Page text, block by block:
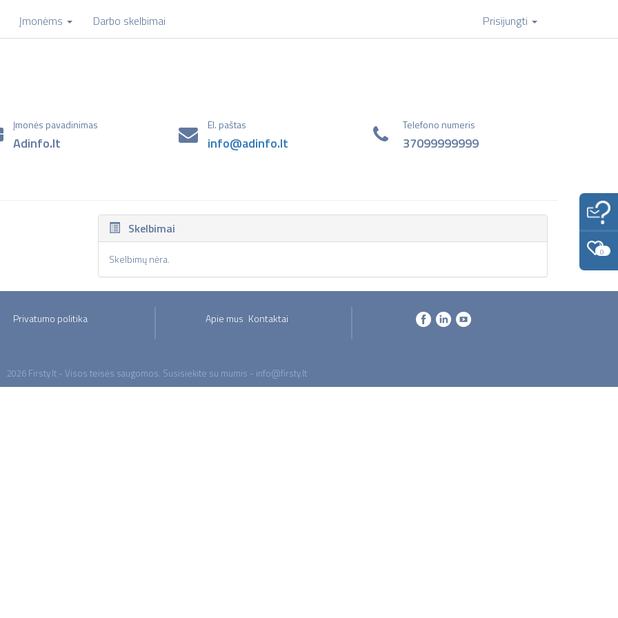
Įmonėms Darbo skelbimai Prisijungti
Įmonės pavadinimas
Adinfo.lt
El. paštas
info@adinfo.lt
Telefono numeris
37099999999
Skelbimai
Skelbimų nėra. 0
Privatumo politika Apie mus Kontaktai
2026 Firsty.lt - Visos teisės saugomos. Susisiekite su mumis - info@firsty.lt